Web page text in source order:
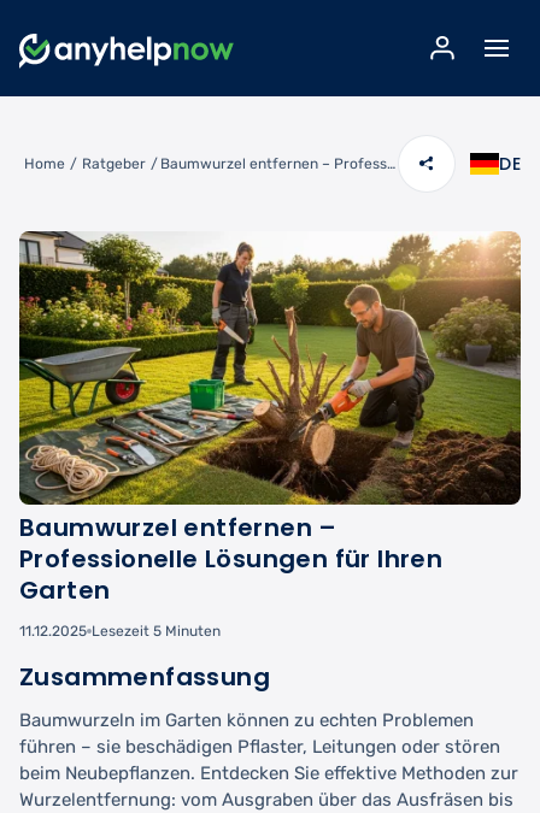
Home / Ratgeber / Baumwurzel entfernen – Professionelle Lösungen für Ihren Garten DE
Baumwurzel entfernen –
Professionelle Lösungen für Ihren
Garten
11.12.2025 Lesezeit 5 Minuten
Zusammenfassung
Baumwurzeln im Garten können zu echten Problemen
führen – sie beschädigen Pflaster, Leitungen oder stören
beim Neubepflanzen. Entdecken Sie effektive Methoden zur
Wurzelentfernung: vom Ausgraben über das Ausfräsen bis